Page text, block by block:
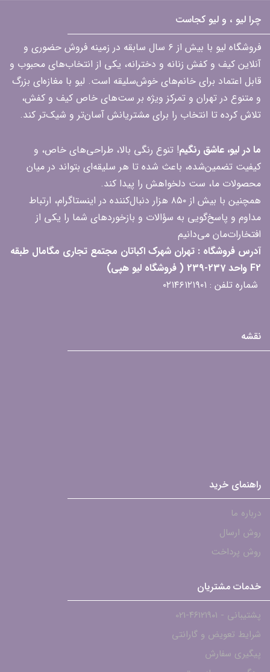
چرا لیو ، و لیو کجاست
فروشگاه لیو با بیش از ۶ سال سابقه در زمینه فروش حضوری و
آنلاین کیف و کفش زنانه و دخترانه، یکی از انتخاب‌های محبوب و
قابل اعتماد برای خانم‌های خوش‌سلیقه است. لیو با مغازه‌ای بزرگ
و متنوع در تهران و تمرکز ویژه بر ست‌های خاص کیف و کفش،
تلاش کرده تا انتخاب را برای مشتریانش آسان‌تر و شیک‌تر کند.
ما در لیو، عاشق رنگیم! تنوع رنگی بالا، طراحی‌های خاص، و
کیفیت تضمین‌شده، باعث شده تا هر سلیقه‌ای بتواند در میان
محصولات ما، ست دلخواهش را پیدا کند.
همچنین با بیش از ۸۵۰ هزار دنبال‌کننده در اینستاگرام، ارتباط
مداوم و پاسخ‌گویی به سؤالات و بازخوردهای شما را یکی از
افتخارات‌مان می‌دانیم
آدرس فروشگاه : تهران شهرک اکباتان مجتمع تجاری مگامال طبقه
F2 واحد 237-239 ( فروشگاه لیو هپی)
شماره تلفن : ۰۲۱۴۶۱۲۱۹۰۱
نقشه
راهنمای خرید
درباره ما
روش ارسال
روش پرداخت
خدمات مشتریان
پشتیبانی - ۴۶۱۲۱۹۰۱-021
شرایط تعویض و گارانتی
پیگیری سفارش